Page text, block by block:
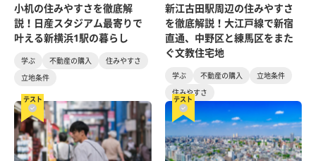
小机の住みやすさを徹底解
説！日産スタジアム最寄りで
叶える新横浜1駅の暮らし
学ぶ 不動産の購入
住みやすさ
立地条件
新江古田駅周辺の住みやすさ
を徹底解説！大江戸線で新宿
直通、中野区と練馬区をまた
ぐ文教住宅地
学ぶ 不動産の購入
立地条件
住みやすさ
テスト テスト